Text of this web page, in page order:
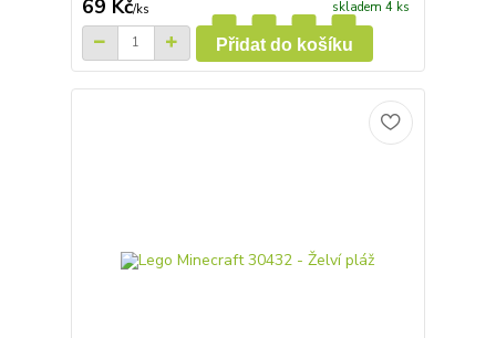
69 Kč/ks skladem 4 ks
Přidat do košíku